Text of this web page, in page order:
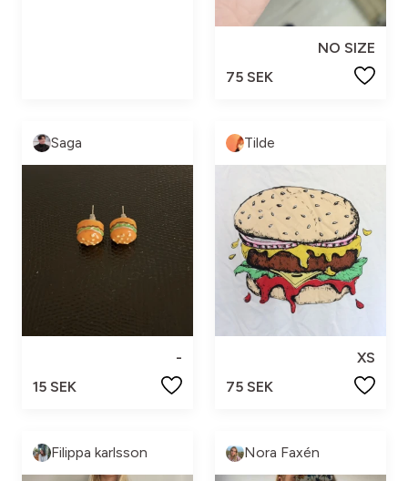
NO SIZE
75 SEK
Saga
-
15 SEK
Tilde
XS
75 SEK
Filippa karlsson Nora Faxén